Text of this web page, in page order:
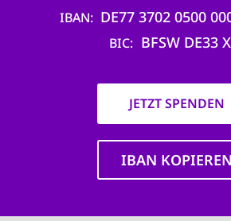
IBAN DE77 3702 0500
BIC BFSW DE33
JETZT SPENDEN
IBAN KOPIEREN